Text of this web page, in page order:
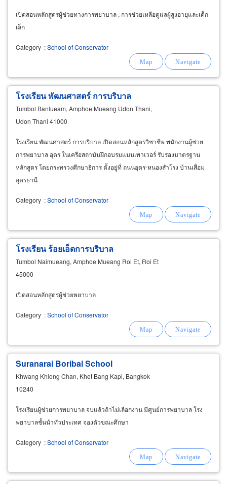
เปิดสอนหลักสูตรผู้ช่วยทางการพยาบาล , การช่วยเหลือดูแลผู้สูงอายุและเด็ก
เล็ก
Category :School of Conservator
โรงเรียน พัฒนศาสตร์ การบริบาล
Tumbol Banlueam, Amphoe Mueang Udon Thani,
Udon Thani 41000
โรงเรียน พัฒนศาสตร์ การบริบาล เปิดสอนหลักสูตรวิชาชีพ พนักงานผู้ช่วย
การพยาบาล อุดร ในเครือสถาบันฝึกอบรมแมนเพาเวอร์ รับรองมาตรฐาน
หลักสูตร โดยกระทรวงศึกษาธิการ ตั้งอยู่ที่ ถนนอุดร-หนองสำโรง บ้านเสื่อม
อุดรธานี
Category :School of Conservator
โรงเรียน ร้อยเอ็ดการบริบาล
Tumbol Naimueang, Amphoe Mueang Roi Et, Roi Et
45000
เปิดสอนหลักสูตรผู้ช่วยพยาบาล
Category :School of Conservator
Suranarai Boribal School
Khwang Khlong Chan, Khet Bang Kapi, Bangkok
10240
โรงเรียนผู้ช่วยการพยาบาล จบแล้วถ้าไม่เลือกงาน มีศูนย์การพยาบาล โรง
พยาบาลชั้นนำทั่วประเทศ จองตัวขณะศึกษา
Category :School of Conservator